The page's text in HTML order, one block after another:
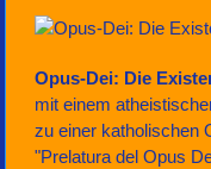
Opus-Dei: Die
mit einem
zu einer katholischen
"Prelatura del Opus